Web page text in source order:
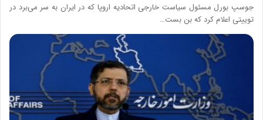
جوسپ بورل مسئول سیاست خارجی اتحادیه اروپا که در ایران به سر می‌برد در
توییتی اعلام کرد که بن بست…